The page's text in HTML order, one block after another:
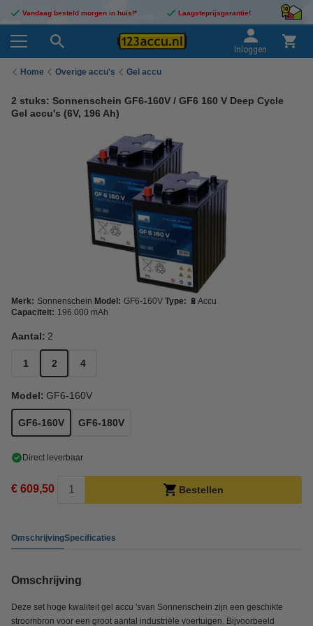
Vandaag besteld morgen in huis!* Laagsteprijsgarantie!
Inloggen
Home Overige accu's Gel accu
2 stuks: Sonnenschein GF6-160V / GF6 160 V Deep Cycle
Gel accu's (6V, 196 Ah)
Merk: Sonnenschein Model: GF6-160V Type: 🔋Accu
Capaciteit: 196.000 mAh
Aantal: 2
1 2 4
Model: GF6-160V
GF6-160V GF6-180V
Direct leverbaar
€ 609,50 Bestellen
OmschrijvingSpecificaties
Omschrijving
Deze set hoge kwaliteit gel accu 'svan Sonnenschein zijn een geschikte
stroombron voor een groot aantal industriële voertuigen. Bijvoorbeeld